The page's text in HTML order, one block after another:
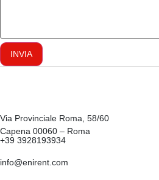
INVIA
Via Provinciale Roma, 58/60
Capena 00060 – Roma
+39 3928193934
info@enirent.com